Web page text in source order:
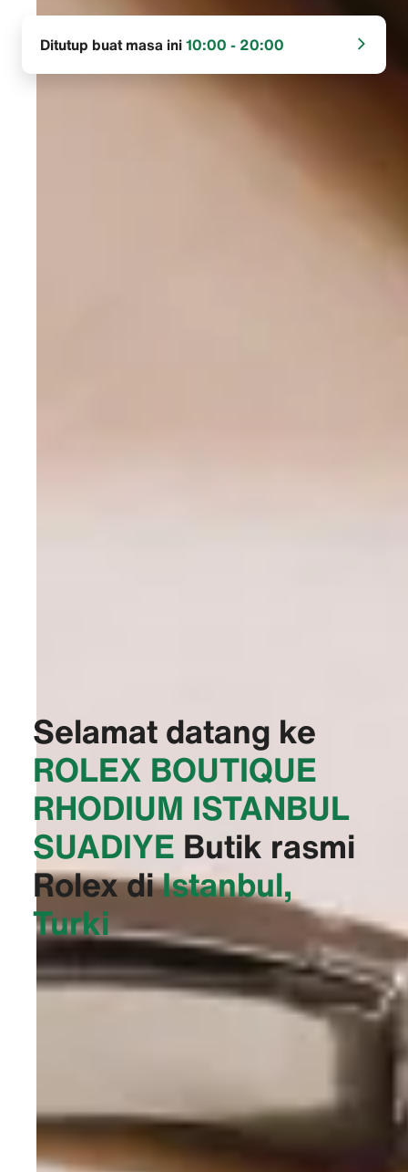
Ditutup buat masa ini10:00 - 20:00
Selamat datang ke
‭ROLEX BOUTIQUE
RHODIUM ISTANBUL
SUADIYE‬ Butik rasmi
Rolex diIstanbul,
Turki